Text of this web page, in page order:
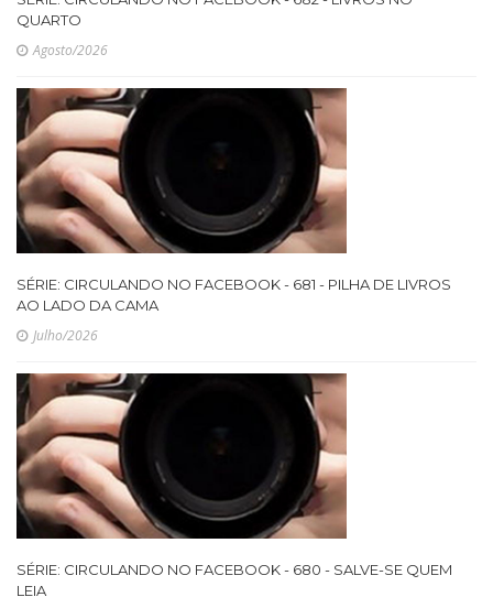
QUARTO
Agosto/2026
SÉRIE: CIRCULANDO NO FACEBOOK - 681 - PILHA DE LIVROS
AO LADO DA CAMA
Julho/2026
SÉRIE: CIRCULANDO NO FACEBOOK - 680 - SALVE-SE QUEM
LEIA